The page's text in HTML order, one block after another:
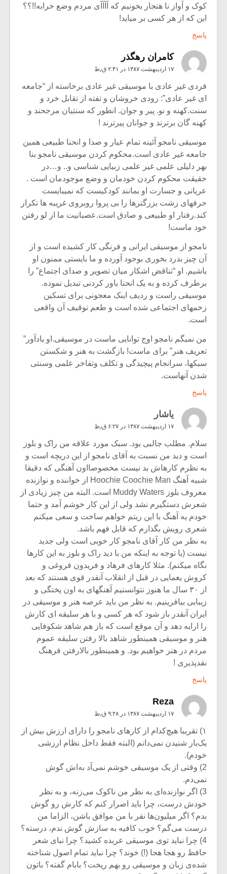
کوک و آواز نا هنجار بخونیم که آآآآی مردم وضع خرابه!!؟؟
این که از هر کسی بر میاید!
پاسخ
کامران رهگذر
۱۷ اردیبهشت ۱۳۸۷ در ۲:۴۱ ق٫ظ
فردی غیر عادی با موسیقی غیر عادی برخاسته از “جامعه
ای غیر عادی”: رودی خروشان و تفته از تقابل خرد و
سنت.کهنه و نو. پیر و جوان. انطور که سنتیان مرجحند و
کهنه گان برترند و جوانان پیرترند !
موسیقی نامجو آئینه تمام عیار و صدا و انحنا طبیعی همین
جامعه غیر عادی است.محکوم کردن موسیقی نامجو بنا
بهر دلیلی علمی غیر علمی زبیایی شناسی و.. و…در
حقیقت محکوم کردن خودمان و وضع موجودمان است .
عریانی و جسارت او بمانند کودکیست که نمیبایست
حرفهای زشت بزرگترها را بی پروا روبروی غریبه ها تکرار
کند.رفتار او طبیعی و صادق است.عصبانیت ما از لو رفتن
خود ماست!
نامجو از موسیقی ایرانی و فرنگی کار کشیده است و از
آن چیز بدرد بخوری بوجود آورده و ما بایستی ممنون او
باشیم. او “تناقض اشکار میان تصویر و صدای اجتماع” را
برطرف کرده و به یک انحنا باور کردنی تبدیل نموده.
موسیقی راست و ردیف اینک معجونی برای تسکین
زخمهای اجتماعی شده است و طعم توقیف آن واقعی
است.
من نمیگم نامجو اوج توانایی ماست در موسیقی.او یادآور”
تعریف هنر” برای ماست! بازگشت به هنر و شکستن
سبکها، سرانجام پیچیدگی و تکلف وتفاخر علمی وسنتی
شدن آنهاست.
پاسخ
یاشار
۱۷ اردیبهشت ۱۳۸۷ در ۶:۲۷ ق٫ظ
سلام. مطلب جالبی بود. سبک مورد علاقه من راک و بلوز
است و دید من نسبت به آقای نامجو از این دریچه است و
به نظرم کارهاش بد نیست مخصوصااون آهنگی که دقیقا
شبیه آهنگ Hoochie Coochie Man از خواننده و نوازنده
معروف بلوز Muddy Waters است. البته من چیز زیادی از
شعرش دستگیرم نشد ولی از این کار خوشم آمد و حتما
خودم یه آهنگ با این ریتم خواهم ساخت و سعی میکنم
شعری رویش بگذارم که قابل فهم باشد.
به نظر من کار آقای نامجو کار خوبی است ولی جدید
نیست (با توجه به اینکه من با دید راک و بلوز به این کارها
نگاه میکنم). مثلا کارهای فرهاد و فریدون فروغی و
کروش یغمایی در قبل از انقلاب آنقدر قوی هستند که بعد
از ۳۰ سال ما هنوز نتوانستیم آهنگهای به اون پختگی و
زیبایی بیافرینیم. به نظر من باید عرصه هنر و موسیقی در
ایران آنقدر باز شود که هر کسی و با هر سلیقه ای کارش
را ارایه دهد و آن موقع است که باز هم شاهد شکوفایی
هنر و موسیقی همینطور شاهد بالا رفتن سلیقه عموم
مردم در هنر خواهیم بود. و همینطور بالارفتن فرهنگ
نقدپذیری !
پاسخ
Reza
۱۷ اردیبهشت ۱۳۸۷ در ۹:۲۸ ق٫ظ
۱) تقریبا هیچ‌کدام از کارهای نامجو را دارای ارزش بیش از
یک‌بار شنیدن نمی‌دانم (البته فقط داخل نظام ارزشی
خودم).
2) وقتی از یک موسیقی خوشم نمی‌آد به‌اش گوش
نمی‌دم.
3) اگر نوازنده‌ای به نظر من ناکوک می‌زنه، و به نظر
خودش درست، چرا باید اصرار کنم که کارش رو گوش
بدم؟ اگر میلیون‌ها نفر با من موافق باشن، الزاما من
درست می‌گم؟ خوب کافیه به سازش گوش ندم، درسته؟
4) چرا نباید توی موسیقی عربده کشید؟ چرا نبای شعر
حافظ رو هجا هجا (!) خوند؟ چرا نباید تمام اصول شناخته
شده‌ی زبان و موسیقی رو بهم ریخت؟ بابام گفته؟ باتون